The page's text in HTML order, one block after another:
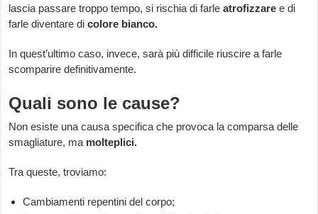
lascia passare troppo tempo, si rischia di farleatrofizzare e di
farle diventare dicolore bianco.
In quest’ultimo caso, invece, sarà più difficile riuscire a farle
scomparire definitivamente.
Quali sono le cause?
Non esiste una causa specifica che provoca la comparsa delle
smagliature, ma molteplici.
Tra queste, troviamo:
Cambiamenti repentini del corpo;